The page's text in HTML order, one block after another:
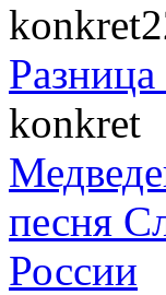
konkret
песня
России